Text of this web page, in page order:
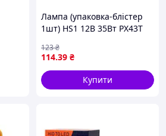
Лампа (упаковка-блістер
1шт) HS1 12В 35Вт PX43T
114.39 ₴
123₴
Купити